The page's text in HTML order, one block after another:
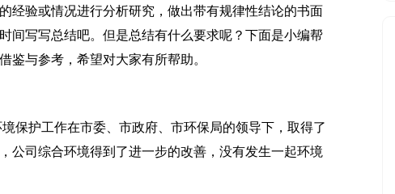
经验或情况进行分析研究，做出带有规律性结论的书面
间写写总结吧。但是总结有什么要求呢？下面是小编帮
鉴与参考，希望对大家有所帮助。
保护工作在市委、市政府、市环保局的领导下，取得了
公司综合环境得到了进一步的改善，没有发生一起环境